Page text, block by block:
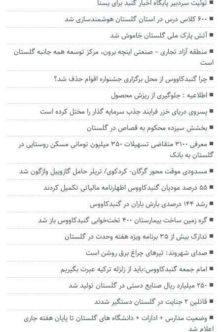
توئیت سردبیر پایگاه اخبار گنبد برای یسنا
۶۰۰ کلاس درس در استان گلستان هوشمندسازی شد
آتش پارک ملی گلستان خاموش شد
منطقه آزاد تجاری – صنعتی اینچه برون، مرکز توسعه همه جانبه گلستان
است
چرا گنبدکاووس از محل برگزاری جشنواره اقوام حذف شد؟
اطلاعیه : جلوگیری از ریزش محصول
پسروی دریای خزر فرایند جذب سرمایه گذار را مختل کرده است
بخشش سیزده محکوم به قصاص در گلستان
معرفی ۳۱۰۰ متقاضی تسهیلات ۳۵۰ میلیون تومانی مسکن روستایی در
گلستان به بانک
مسدودی موقت محور گرگان- کردکوی/ تریلر حامل گازوییل واژگون شد
۵۵ درصد مودیان گنبدکاووس اظهارنامه مالیاتی تکمیل کردند
رشد ۱۴۴ درصدی بارش باران در گنبدکاووس
گره زمین ساخت بیمارستان ۴۰۰ تخت‌خوابی گنبدکاووس باز شد
تدارک بیش از ۳۵ برنامه ویژه هفته وحدت در گلستان
صدای شهروند: تیرهای چراغ برق روشن است
امام جمعه گنبدکاووس:باید از زلزله ترکیه عبرت بگیریم
۲۵۰ میلیارد ریال صنایع دستی در گلستان تولید شد
قاتلین ۲ جنایت در گلستان دستگیر شدند
وضعیت مدارس + ادارات + دانشگاه های گلستان تا پایان هفته جاری
اعلام شد